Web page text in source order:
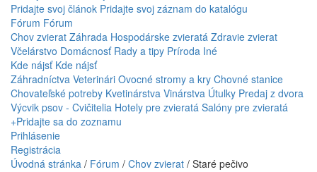
Pridajte svoj článok Pridajte svoj záznam do katalógu
Fórum Fórum
Chov zvierat Záhrada Hospodárske zvieratá Zdravie zvierat
Včelárstvo Domácnosť Rady a tipy Príroda Iné
Kde nájsť Kde nájsť
Záhradníctva Veterinári Ovocné stromy a kry Chovné stanice
Chovateľské potreby Kvetinárstva Vinárstva Útulky Predaj z dvora
Výcvik psov - Cvičitelia Hotely pre zvieratá Salóny pre zvieratá
+Pridajte sa do zoznamu
Prihlásenie
Registrácia
Úvodná stránka / Fórum / Chov zvierat / Staré pečivo